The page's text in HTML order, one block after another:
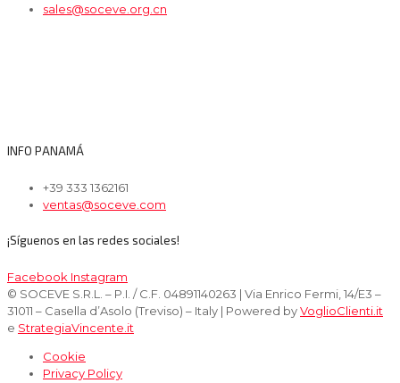
sales@soceve.org.cn
INFO PANAMÁ
+39 333 1362161
ventas@soceve.com
¡Síguenos en las redes sociales!
Facebook Instagram
© SOCEVE S.R.L. – P.I. / C.F. 04891140263 | Via Enrico Fermi, 14/E3 –
31011 – Casella d’Asolo (Treviso) – Italy | Powered byVoglioClienti.it
e StrategiaVincente.it
Cookie
Privacy Policy